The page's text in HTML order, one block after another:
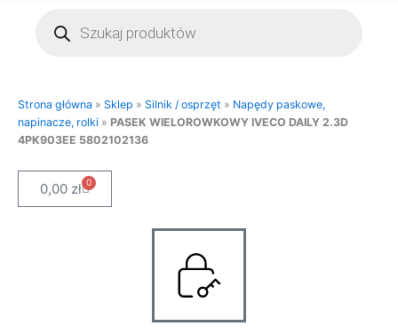
produktów
Strona główna » Sklep » Silnik / osprzęt » Napędy paskowe,
napinacze, rolki » PASEK WIELOROWKOWY IVECO DAILY 2.3D
4PK903EE 5802102136
0,00 zł 0
Cart